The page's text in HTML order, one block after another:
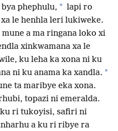
phephulu, * lapi ro
le henhla leri lukiweke.
a ma ringana loko xi
xinkwamana xa le
ku leha ka xona ni ku
ni ku anama ka xandla. *
ta maribye eka xona.
topazi ni emeralda.
ri tukoyisi, safiri ni
a ku ri ribye ra